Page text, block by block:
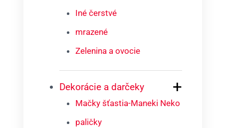
Iné čerstvé
mrazené
Zelenina a ovocie
Dekorácie a darčeky +
Mačky šťastia-Maneki Neko
paličky